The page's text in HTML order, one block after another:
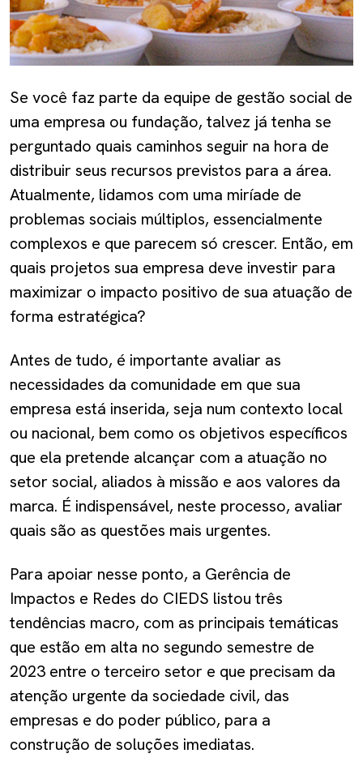
Se você faz parte da equipe de gestão social de
uma empresa ou fundação, talvez já tenha se
perguntado quais caminhos seguir na hora de
distribuir seus recursos previstos para a área.
Atualmente, lidamos com uma miríade de
problemas sociais múltiplos, essencialmente
complexos e que parecem só crescer. Então, em
quais projetos sua empresa deve investir para
maximizar o impacto positivo de sua atuação de
forma estratégica?
Antes de tudo, é importante avaliar as
necessidades da comunidade em que sua
empresa está inserida, seja num contexto local
ou nacional, bem como os objetivos específicos
que ela pretende alcançar com a atuação no
setor social, aliados à missão e aos valores da
marca. É indispensável, neste processo, avaliar
quais são as questões mais urgentes.
Para apoiar nesse ponto, a Gerência de
Impactos e Redes do CIEDS listou três
tendências macro, com as principais temáticas
que estão em alta no segundo semestre de
2023 entre o terceiro setor e que precisam da
atenção urgente da sociedade civil, das
empresas e do poder público, para a
construção de soluções imediatas.